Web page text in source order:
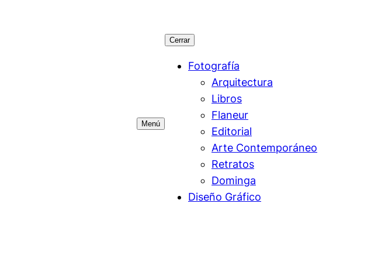
Menú
Cerrar
Fotografía
Arquitectura
Libros
Flaneur
Editorial
Arte Contemporáneo
Retratos
Dominga
Diseño Gráfico